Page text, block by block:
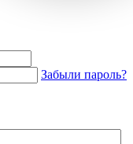
Забыли пароль?